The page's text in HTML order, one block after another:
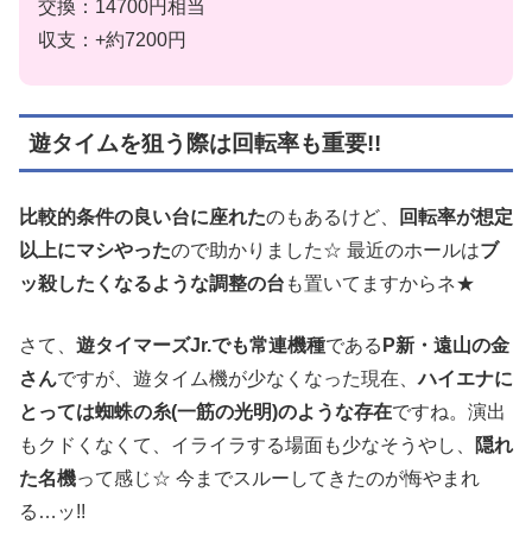
交換：14700円相当
収支：+約7200円
遊タイムを狙う際は回転率も重要!!
比較的条件の良い台に座れたのもあるけど、
回転率が想定
以上にマシやったので助かりました☆ 最近のホールはブ
ッ殺したくなるような調整の台 も置いてますからネ★
さて、 遊タイマーズJr.でも常連機種である P新・遠山の金
さんですが、遊タイム機が少なくなった現在、ハイエナに
とっては蜘蛛の糸(一筋の光明)のような存在ですね。演出
もクドくなくて、イライラする場面も少なそうやし、
隠れ
た名機って感じ☆ 今までスルーしてきたのが悔やまれ
る…ッ!!